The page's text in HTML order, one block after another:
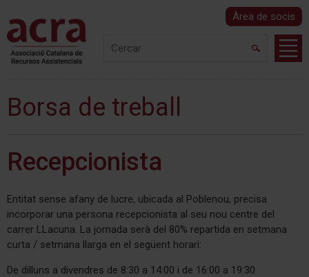
Àrea de socis
Borsa de treball
Recepcionista
Entitat sense afany de lucre, ubicada al Poblenou, precisa
incorporar una persona recepcionista al seu nou centre del
carrer LLacuna. La jornada serà del 80% repartida en setmana
curta / setmana llarga en el següent horari:
De dilluns a divendres de 8:30 a 14:00 i de 16:00 a 19:30.